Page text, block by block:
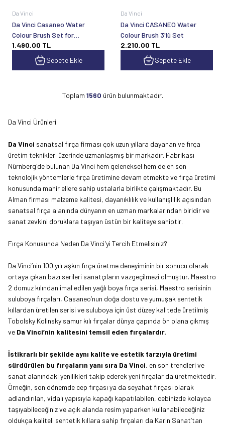
Da Vinci
Da Vinci Casaneo Water
Colour Brush Set for
Schmincke Supergranulation
Colours Seri 5391
1.490,00 TL
Sepete Ekle
Da Vinci
Da Vinci CASANEO Water
Colour Brush 3'lü Set
2.210,00 TL
Sepete Ekle
Toplam 1560 ürün bulunmaktadır.
Da Vinci Ürünleri
Da Vinci sanatsal fırça firması çok uzun yıllara dayanan ve fırça
üretim teknikleri üzerinde uzmanlaşmış bir markadır. Fabrikası
Nürnberg'de bulunan Da Vinci hem geleneksel hem de en son
teknolojik yöntemlerle fırça üretimine devam etmekte ve fırça üretimi
konusunda mahir ellere sahip ustalarla birlikte çalışmaktadır. Bu
Alman firması malzeme kalitesi, dayanıklılık ve kullanışlılık açısından
sanatsal fırça alanında dünyanın en uzman markalarından biridir ve
sanat zevkini doruklara taşıyan üstün bir kaliteye sahiptir.
Fırça Konusunda Neden Da Vinci'yi Tercih Etmelisiniz?
Da Vinci’nin 100 yılı aşkın fırça üretme deneyiminin bir sonucu olarak
ortaya çıkan bazı serileri sanatçıların vazgeçilmezi olmuştur. Maestro
2 domuz kılından imal edilen yağlı boya fırça serisi, Maestro serisinin
suluboya fırçaları, Casaneo’nun doğa dostu ve yumuşak sentetik
kıllardan üretilen serisi ve suluboya için üst düzey kalitede üretilmiş
Tobolsky Kolinsky samur kılı fırçalar dünya çapında ön plana çıkmış
ve Da Vinci’nin kalitesini temsil eden fırçalardır.
İstikrarlı bir şekilde aynı kalite ve estetik tarzıyla üretimi
sürdürülen bu fırçaların yanı sıra Da Vinci, en son trendleri ve
sanat alanındaki yenilikleri takip ederek yeni fırçalar da üretmektedir.
Örneğin, son dönemde cep fırçası ya da seyahat fırçası olarak
adlandırılan, vidalı yapısıyla kapağı kapatılabilen, cebinizde kolayca
taşıyabileceğiniz ve açık alanda resim yaparken kullanabileceğiniz
oldukça kaliteli sentetik kıllara sahip fırçaları da Karin Sanat’tan